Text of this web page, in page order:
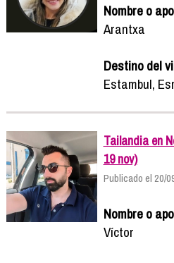
Nombre o
Arantxa
Destino del
Estambul,
Tailandia en
19 nov)
Publicado el 20/
Nombre o
Víctor